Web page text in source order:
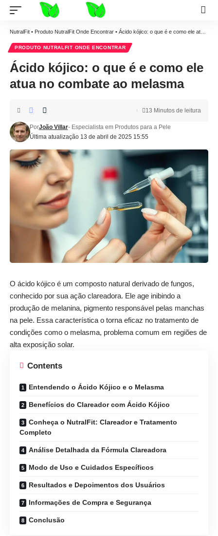
NutralFit • Produto NutralFit Onde Encontrar • Ácido kójico: o que é e como ele atua no combate ao melasma
PRODUTO NUTRALFIT ONDE ENCONTRAR
Ácido kójico: o que é e como ele
atua no combate ao melasma
Última atualização 13 de abril de 2025 15:55
PorJoão Villar- Especialista em Produtos para a Pele
13 Minutos de leitura
O ácido kójico é um composto natural derivado de fungos,
conhecido por sua ação clareadora. Ele age inibindo a
produção de melanina, pigmento responsável pelas manchas
na pele. Essa característica o torna eficaz no tratamento de
condições como o melasma, problema comum em regiões de
alta exposição solar.
Contents
Entendendo o Ácido Kójico e o Melasma
Benefícios do Clareador com Ácido Kójico
Conheça o NutralFit: Clareador e Tratamento
Completo
Análise Detalhada da Fórmula Clareadora
Modo de Uso e Cuidados Específicos
Resultados e Depoimentos dos Usuários
Informações de Compra e Segurança
Conclusão